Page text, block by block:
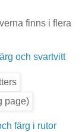
finns i flera
och svartvitt
färg i rutor